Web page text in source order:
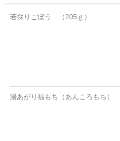
若採りごぼう （205ｇ）
湯あがり福もち（あんころもち）